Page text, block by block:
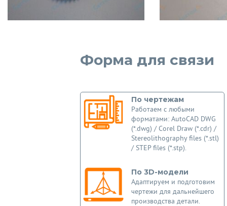
Форма для связи
По чертежам
Работаем с любыми
форматами: AutoCAD DWG
(*.dwg) / Corel Draw (*.cdr) /
Stereolithography files (*.stl)
/ STEP files (*.stp).
По 3D-модели
Адаптируем и подготовим
чертежи для дальнейшего
производства детали.